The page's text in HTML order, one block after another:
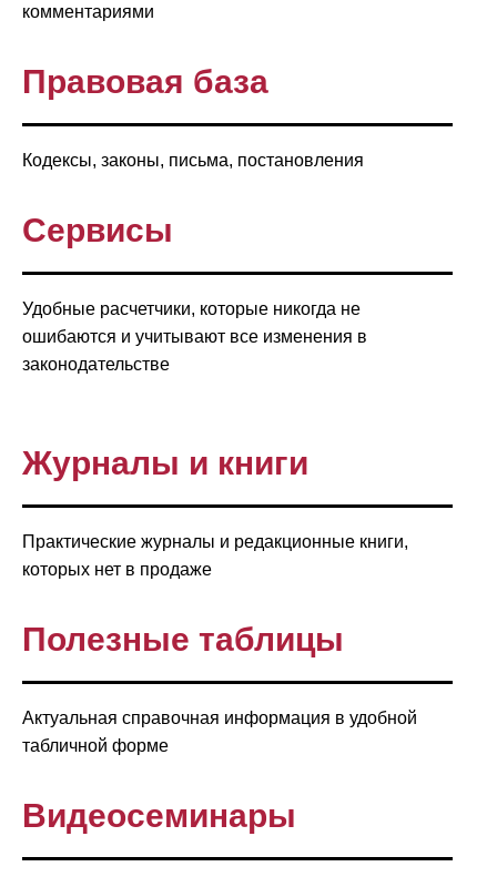
комментариями
Правовая база
Кодексы, законы, письма, постановления
Сервисы
Удобные расчетчики, которые никогда не
ошибаются и учитывают все изменения в
законодательстве
Журналы и книги
Практические журналы и редакционные книги,
которых нет в продаже
Полезные таблицы
Актуальная справочная информация в удобной
табличной форме
Видеосеминары